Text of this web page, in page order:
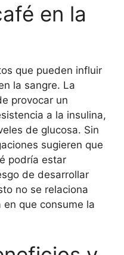
en la
que pueden influir
la sangre. La
provocar un
a la insulina,
de glucosa. Sin
sugieren que
podría estar
de desarrollar
no se relaciona
que consume la